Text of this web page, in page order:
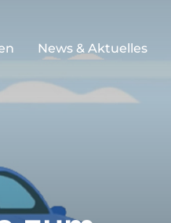
News & Aktuelles